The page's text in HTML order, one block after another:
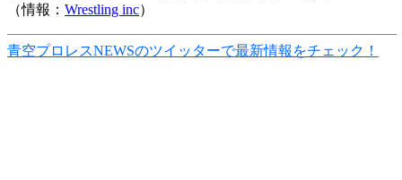
（情報： Wrestling inc）
青空プロレスNEWSのツイッターで最新情報をチェック！